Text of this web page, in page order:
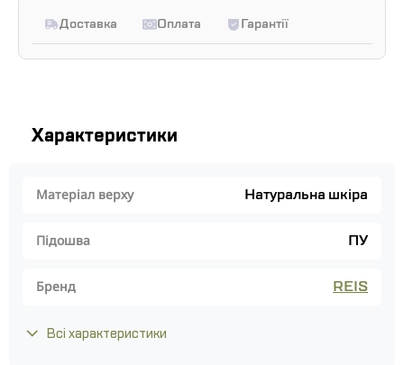
Доставка Оплата Гарантії
Характеристики
Матеріал верху Натуральна шкіра
Підошва ПУ
Бренд REIS
Всі характеристики